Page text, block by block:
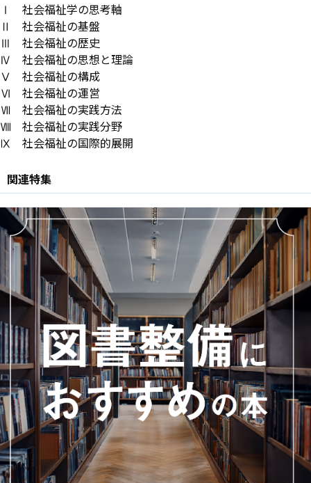
Ⅰ 社会福祉学の思考軸
Ⅱ 社会福祉の基盤
Ⅲ 社会福祉の歴史
Ⅳ 社会福祉の思想と理論
Ⅴ 社会福祉の構成
Ⅵ 社会福祉の運営
Ⅶ 社会福祉の実践方法
Ⅷ 社会福祉の実践分野
Ⅸ 社会福祉の国際的展開
関連特集